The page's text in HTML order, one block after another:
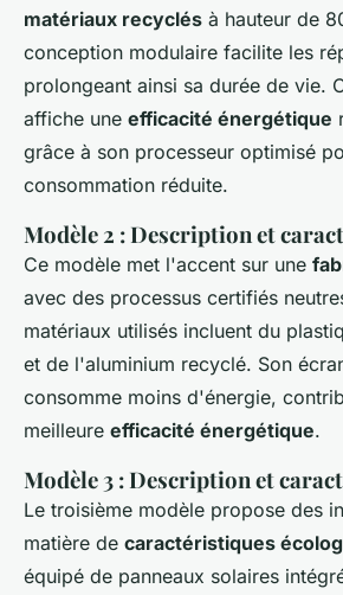
matériaux recyclés à hauteur de
conception modulaire facilite les
prolongeant ainsi sa durée de vie.
affiche une efficacité énergétique
grâce à son processeur optimisé
consommation réduite.
Modèle 2 : Description et
Ce modèle met l'accent sur une
avec des processus certifiés
matériaux utilisés incluent du
et de l'aluminium recyclé. Son
consomme moins d'énergie,
meilleure efficacité énergétique.
Modèle 3 : Description et
Le troisième modèle propose des
matière de caractéristiques
équipé de panneaux solaires